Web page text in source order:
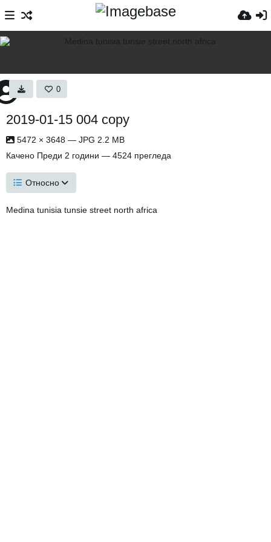
0
2019-01-15 004 copy
5472 × 3648 — JPG 2.2 MB
Качено Преди 2 години — 4524 прегледа
Относно
Medina tunisia tunsie street north africa